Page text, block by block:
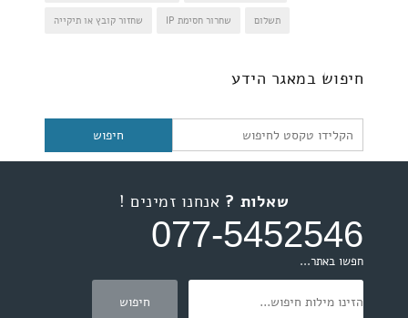
שחזור קובץ או תיקייה שחרור חסימת IP תשלום
חיפוש במאגר הידע
חיפוש
שאלות ? אנחנו זמינים !
077-5452546
חפשו באתר...